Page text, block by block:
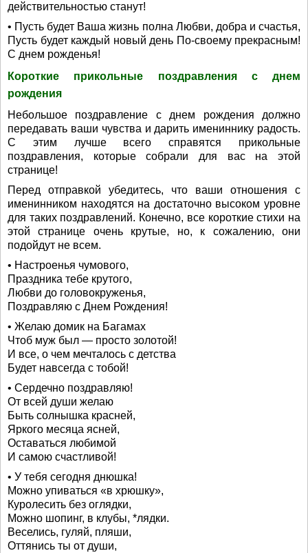
действительностью станут!
• Пусть будет Ваша жизнь полна Любви, добра и счастья,
Пусть будет каждый новый день По-своему прекрасным!
С днем рожденья!
Короткие прикольные поздравления с днем
рождения
Небольшое поздравление с днем рождения должно
передавать ваши чувства и дарить имениннику радость.
С этим лучше всего справятся прикольные
поздравления, которые собрали для вас на этой
странице!
Перед отправкой убедитесь, что ваши отношения с
именинником находятся на достаточно высоком уровне
для таких поздравлений. Конечно, все короткие стихи на
этой странице очень крутые, но, к сожалению, они
подойдут не всем.
• Настроенья чумового,
Праздника тебе крутого,
Любви до головокруженья,
Поздравляю с Днем Рождения!
• Желаю домик на Багамах
Чтоб муж был — просто золотой!
И все, о чем мечталось с детства
Будет навсегда с тобой!
• Сердечно поздравляю!
От всей души желаю
Быть солнышка красней,
Яркого месяца ясней,
Оставаться любимой
И самою счастливой!
• У тебя сегодня днюшка!
Можно упиваться «в хрюшку»,
Куролесить без оглядки,
Можно шопинг, в клубы, *лядки.
Веселись, гуляй, пляши,
Оттянись ты от души,